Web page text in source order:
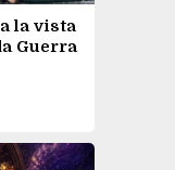
la vista
Guerra